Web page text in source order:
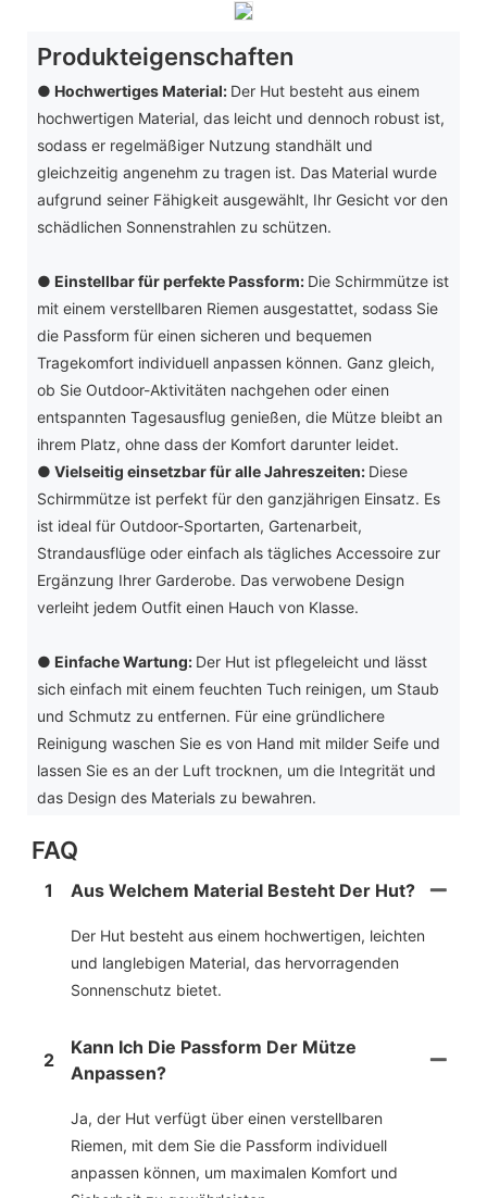
Produkteigenschaften
● Hochwertiges Material: Der Hut besteht aus einem
hochwertigen Material, das leicht und dennoch robust ist,
sodass er regelmäßiger Nutzung standhält und
gleichzeitig angenehm zu tragen ist. Das Material wurde
aufgrund seiner Fähigkeit ausgewählt, Ihr Gesicht vor den
schädlichen Sonnenstrahlen zu schützen.
● Einstellbar für perfekte Passform: Die Schirmmütze ist
mit einem verstellbaren Riemen ausgestattet, sodass Sie
die Passform für einen sicheren und bequemen
Tragekomfort individuell anpassen können. Ganz gleich,
ob Sie Outdoor-Aktivitäten nachgehen oder einen
entspannten Tagesausflug genießen, die Mütze bleibt an
ihrem Platz, ohne dass der Komfort darunter leidet.
● Vielseitig einsetzbar für alle Jahreszeiten: Diese
Schirmmütze ist perfekt für den ganzjährigen Einsatz. Es
ist ideal für Outdoor-Sportarten, Gartenarbeit,
Strandausflüge oder einfach als tägliches Accessoire zur
Ergänzung Ihrer Garderobe. Das verwobene Design
verleiht jedem Outfit einen Hauch von Klasse.
● Einfache Wartung: Der Hut ist pflegeleicht und lässt
sich einfach mit einem feuchten Tuch reinigen, um Staub
und Schmutz zu entfernen. Für eine gründlichere
Reinigung waschen Sie es von Hand mit milder Seife und
lassen Sie es an der Luft trocknen, um die Integrität und
das Design des Materials zu bewahren.
FAQ
1 Aus Welchem ​​Material Besteht Der Hut?
Der Hut besteht aus einem hochwertigen, leichten
und langlebigen Material, das hervorragenden
Sonnenschutz bietet.
2
Kann Ich Die Passform Der Mütze
Anpassen?
Ja, der Hut verfügt über einen verstellbaren
Riemen, mit dem Sie die Passform individuell
anpassen können, um maximalen Komfort und